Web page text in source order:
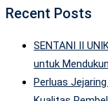
Recent Posts
SENTANI II
untuk
Perluas